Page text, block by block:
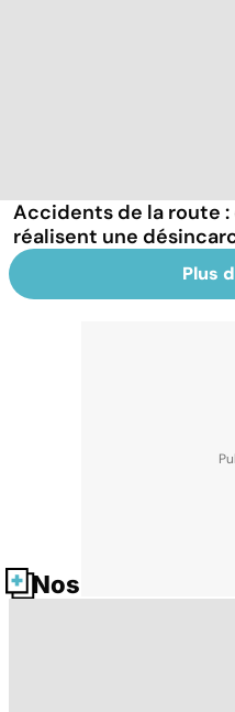
Accidents de la route
réalisent une
Plus
Nos fiches santé